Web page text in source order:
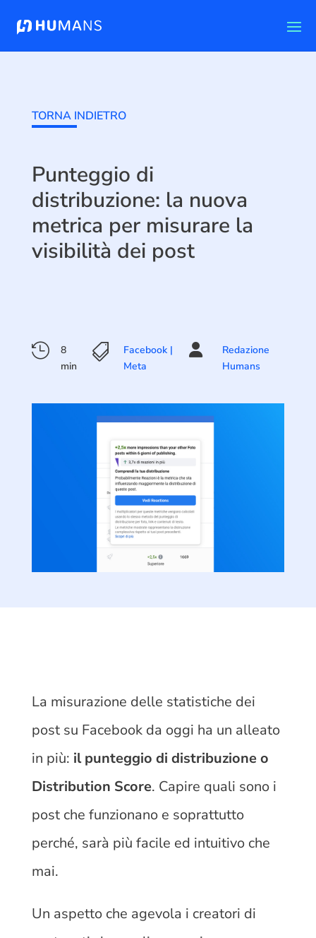
TORNA INDIETRO
Punteggio di
distribuzione: la nuova
metrica per misurare la
visibilità dei post

8
min

Facebook |
Meta

Redazione
Humans
La misurazione delle statistiche dei
post su Facebook da oggi ha un alleato
in più: il punteggio di distribuzione o
Distribution Score. Capire quali sono i
post che funzionano e soprattutto
perché, sarà più facile ed intuitivo che
mai.
Un aspetto che agevola i creatori di